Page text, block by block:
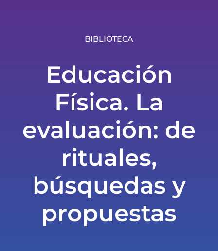
BIBLIOTECA
Educación
Física. La
evaluación: de
rituales,
búsquedas y
propuestas